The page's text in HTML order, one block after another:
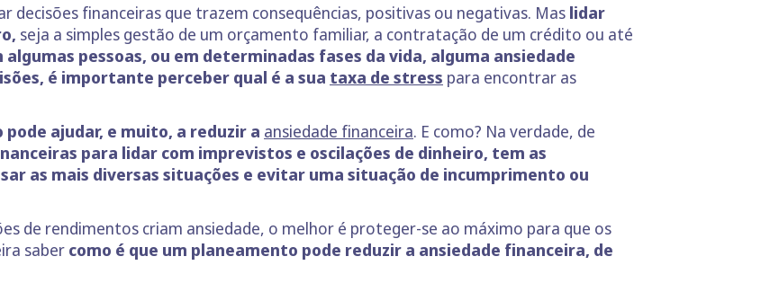
decisões financeiras que trazem consequências, positivas ou negativas. Mas lidar
seja a simples gestão de um orçamento familiar, a contratação de um crédito ou até
algumas pessoas, ou em determinadas fases da vida, alguma ansiedade
é importante perceber qual é a sua taxa de stress para encontrar as
ajudar, e muito, a reduzir a ansiedade financeira. E como? Na verdade, de
para lidar com imprevistos e oscilações de dinheiro, tem as
as mais diversas situações e evitar uma situação de incumprimento ou
de rendimentos criam ansiedade, o melhor é proteger-se ao máximo para que os
saber como é que um planeamento pode reduzir a ansiedade financeira, de